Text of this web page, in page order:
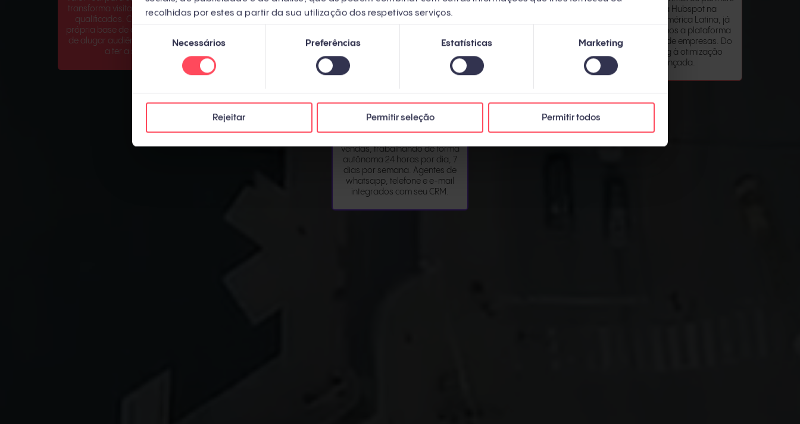
recolhidas por estes a partir da sua utilização dos respetivos serviços.
consentimento
Necessários Preferências Estatísticas Marketing
Rejeitar Permitir seleção Permitir todos
transforma visitantes em leads
qualificados. Construa sua
própria base de contatos. Pare
de alugar audiência e comece
a ter a sua.
suas contas estratégicas e
constrói relacionamentos
de decisão. É personalização
que ChatGPT, Perplexity e
outras IAs citem sua empresa
mercado. Seja encontrado
marca em poucos meses.
oficiais da Hubspot na
Espanha e América Latina, já
implementamos a plataforma
em centenas de empresas. Do
onboarding à otimização
avançada.
NFORCE.AI
Criamos agentes de IA que
vendas, trabalhando de forma
autônoma 24 horas por dia, 7
dias por semana. Agentes de
whatsapp, telefone e e-mail
integrados com seu CRM.